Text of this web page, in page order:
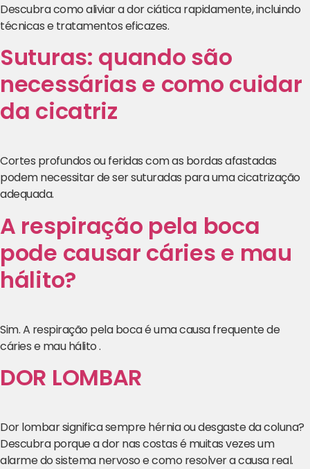
Descubra como aliviar a dor ciática rapidamente, incluindo
técnicas e tratamentos eficazes.
Suturas: quando são
necessárias e como cuidar
da cicatriz
Cortes profundos ou feridas com as bordas afastadas
podem necessitar de ser suturadas para uma cicatrização
adequada.
A respiração pela boca
pode causar cáries e mau
hálito?
Sim. A respiração pela boca é uma causa frequente de
cáries e mau hálito .
DOR LOMBAR
Dor lombar significa sempre hérnia ou desgaste da coluna?
Descubra porque a dor nas costas é muitas vezes um
alarme do sistema nervoso e como resolver a causa real.